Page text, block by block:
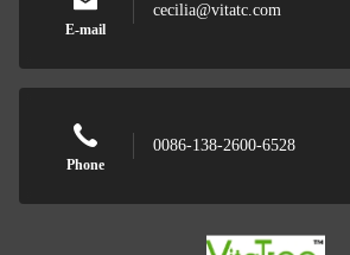
E-mail
cecilia@vitatc.com
Phone
0086-138-2600-6528